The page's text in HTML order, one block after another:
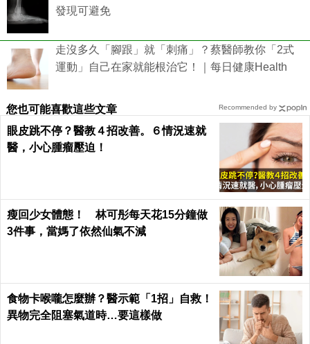
發現可避免
走沒多久「腳跟」就「刺痛」？蔡醫師教你「2式
運動」自己在家就能根治它！｜每日健康Health
您也可能喜歡這些文章
眼皮跳不停？醫教４招改善。６情況速就
醫，小心腫瘤壓迫！
瘦回少女體態！ 林可彤每天花15分鐘做
3件事，當媽了依然仙氣不減
食物卡喉嚨怎麼辦？醫示範「1招」自救！
異物完全阻塞氣道時…要這樣做
Recommended by